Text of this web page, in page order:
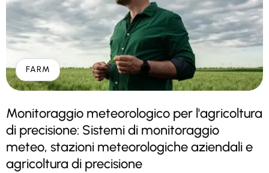
FARM
Monitoraggio meteorologico per l'agricoltura
di precisione: Sistemi di monitoraggio
meteo, stazioni meteorologiche aziendali e
agricoltura di precisione